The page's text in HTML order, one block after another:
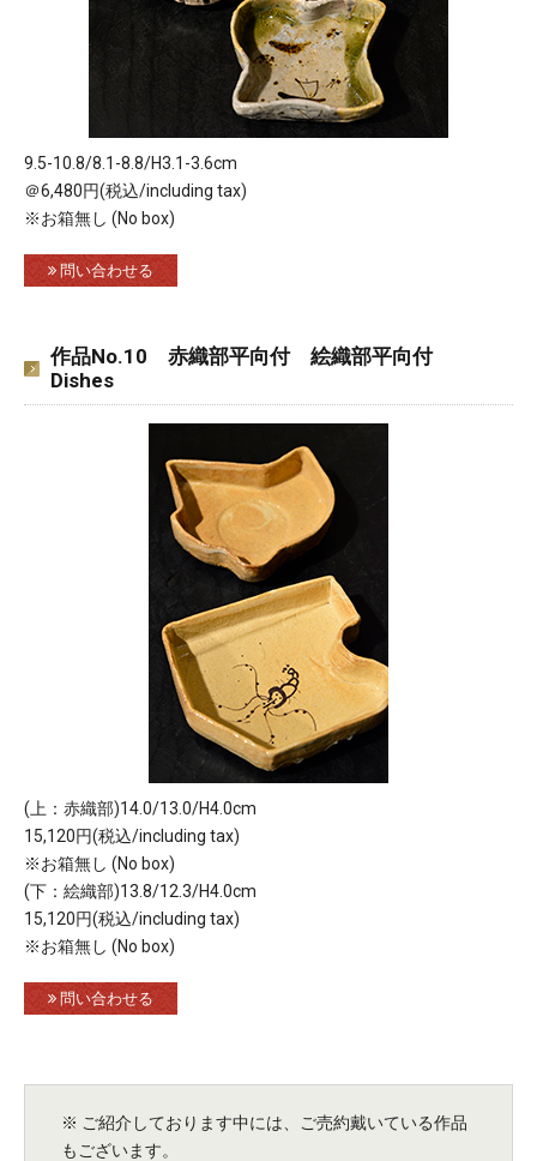
9.5-10.8/8.1-8.8/H3.1-3.6cm
＠6,480円(税込/including tax)
※お箱無し (No box)
問い合わせる
作品No.10 赤織部平向付 絵織部平向付
Dishes
(上：赤織部)14.0/13.0/H4.0cm
15,120円(税込/including tax)
※お箱無し (No box)
(下：絵織部)13.8/12.3/H4.0cm
15,120円(税込/including tax)
※お箱無し (No box)
問い合わせる
※ ご紹介しております中には、ご売約戴いている作品
もございます。